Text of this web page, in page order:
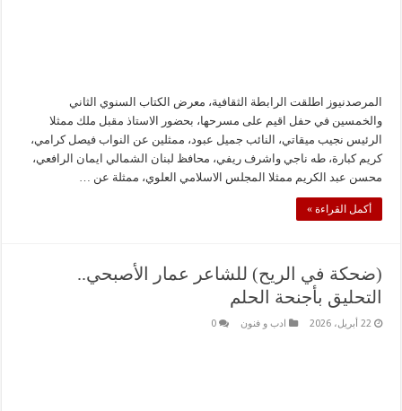
المرصدنيوز اطلقت الرابطة الثقافية، معرض الكتاب السنوي الثاني
والخمسين في حفل اقيم على مسرحها، بحضور الاستاذ مقبل ملك ممثلا
الرئيس نجيب ميقاتي، النائب جميل عبود، ممثلين عن النواب فيصل كرامي،
كريم كبارة، طه ناجي واشرف ريفي، محافظ لبنان الشمالي ايمان الرافعي،
محسن عبد الكريم ممثلا المجلس الاسلامي العلوي، ممثلة عن …
أكمل القراءة »
(ضحكة في الريح) للشاعر عمار الأصبحي..
التحليق بأجنحة الحلم
22 أبريل، 2026 ادب و فنون 0